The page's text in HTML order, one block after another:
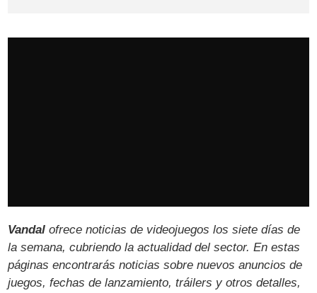
Vandal ofrece noticias de videojuegos los siete días de
la semana, cubriendo la actualidad del sector. En estas
páginas encontrarás noticias sobre nuevos anuncios de
juegos, fechas de lanzamiento, tráilers y otros detalles,